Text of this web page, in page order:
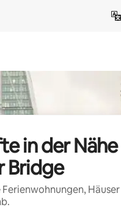
in der Nähe
Bridge
Häuser